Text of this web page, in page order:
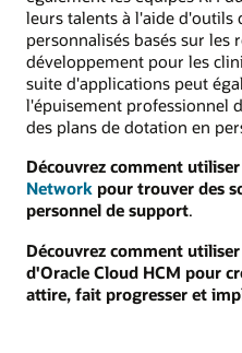
leurs talents à l'aide d'outils
personnalisés basés sur les
développement pour les
suite d'applications peut
l'épuisement professionnel
des plans de dotation en
Découvrez comment utiliser
Network pour trouver des
personnel de support.
Découvrez comment
d'Oracle Cloud HCM pour
attire, fait progresser et